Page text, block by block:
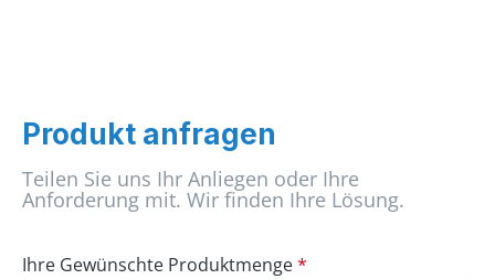
Produkt anfragen
Teilen Sie uns Ihr Anliegen oder Ihre
Anforderung mit. Wir finden Ihre Lösung.
Ihre Gewünschte Produktmenge*